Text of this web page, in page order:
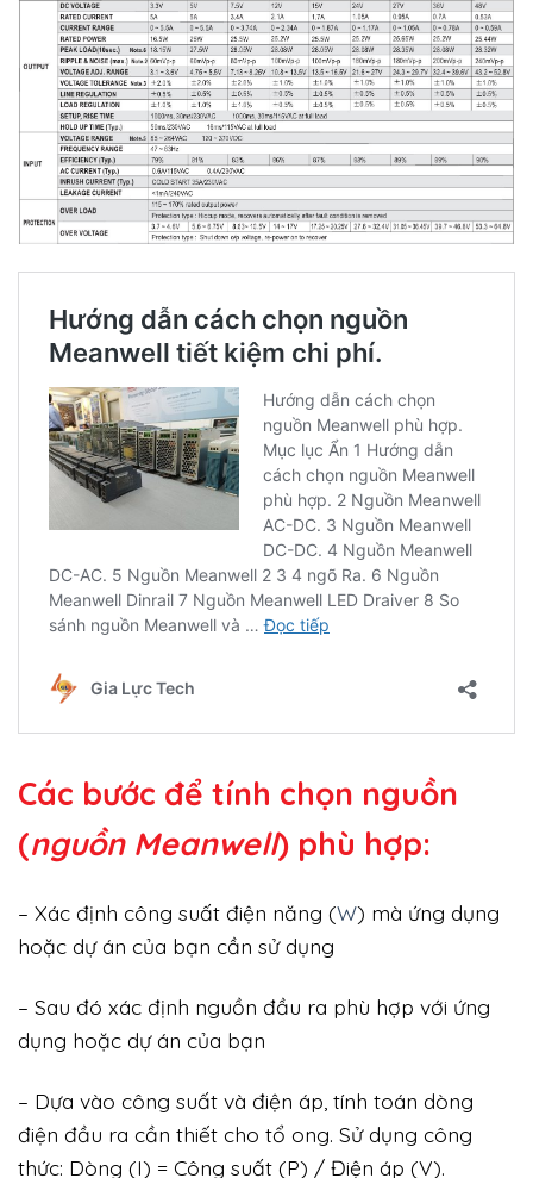
Các bước để tính chọn nguồn
(nguồn Meanwell) phù hợp:
– Xác định công suất điện năng (W) mà ứng dụng
hoặc dự án của bạn cần sử dụng
– Sau đó xác định nguồn đầu ra phù hợp với ứng
dụng hoặc dự án của bạn
– Dựa vào công suất và điện áp, tính toán dòng
điện đầu ra cần thiết cho tổ ong. Sử dụng công
thức: Dòng (I) = Công suất (P) / Điện áp (V).